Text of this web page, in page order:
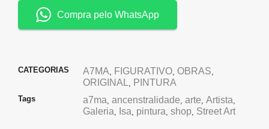
Compra pelo WhatsApp
CATEGORIAS A7MA, FIGURATIVO, OBRAS,
ORIGINAL, PINTURA
Tags a7ma, ancenstralidade, arte, Artista,
Galeria, Isa, pintura, shop, Street Art